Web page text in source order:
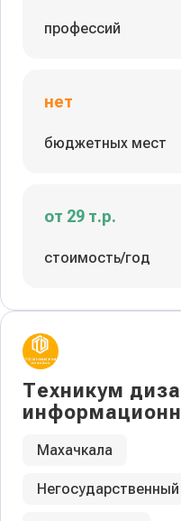
профессий
нет
бюджетных мест
от 29 т.р.
стоимость/год
Техникум
Махачкала
Негосударственный